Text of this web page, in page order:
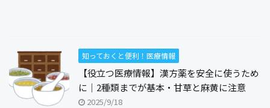
知っておくと便利！医療情報
【役立つ医療情報】漢方薬を安全に使うため
に｜2種類までが基本・甘草と麻黄に注意
2025/9/18